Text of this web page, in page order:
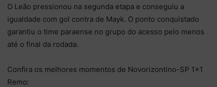
O Leão pressionou na segunda etapa e conseguiu a
igualdade com gol contra de Mayk. O ponto conquistado
garantiu o time paraense no grupo do acesso pelo menos
até o final da rodada.
Confira os melhores momentos de Novorizontino-SP 1×1
Remo: